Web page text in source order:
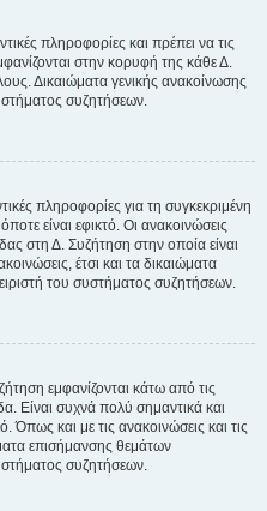
πληροφορίες και πρέπει να τις
στην κορυφή της κάθε Δ.
Δικαιώματα γενικής ανακοίνωσης
συζητήσεων.
πληροφορίες για τη συγκεκριμένη
είναι εφικτό. Οι ανακοινώσεις
στη Δ. Συζήτηση στην οποία είναι
έτσι και τα δικαιώματα
του συστήματος συζητήσεων.
εμφανίζονται κάτω από τις
Είναι συχνά πολύ σημαντικά και
Όπως και με τις ανακοινώσεις και τις
επισήμανσης θεμάτων
συζητήσεων.